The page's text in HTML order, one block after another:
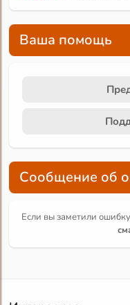
Ваша помощь
Сообщение об
Если вы заметили